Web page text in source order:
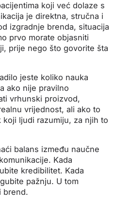
koji već dolaze s
je direktna, stručna i
izgradnje brenda, situacija
prvo morate objasniti
prije nego što govorite šta
jeste koliko nauka
ako nije pravilno
vrhunski proizvod,
vrijednost, ali ako to
ljudi razumiju, za njih to
balans između naučne
Kada
kredibilitet. Kada
pažnju. U tom
brend.